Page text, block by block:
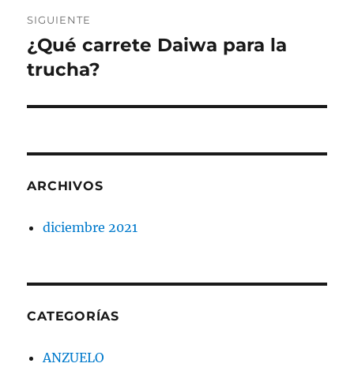
SIGUIENTE
Entrada
siguiente:
¿Qué carrete Daiwa para la
trucha?
ARCHIVOS
diciembre 2021
CATEGORÍAS
ANZUELO